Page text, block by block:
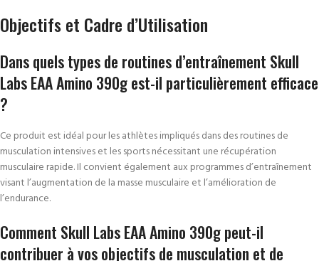
Objectifs et Cadre d’Utilisation
Dans quels types de routines d’entraînement Skull
Labs EAA Amino 390g est-il particulièrement efficace
?
Ce produit est idéal pour les athlètes impliqués dans des routines de
musculation intensives et les sports nécessitant une récupération
musculaire rapide. Il convient également aux programmes d’entraînement
visant l’augmentation de la masse musculaire et l’amélioration de
l’endurance.
Comment Skull Labs EAA Amino 390g peut-il
contribuer à vos objectifs de musculation et de